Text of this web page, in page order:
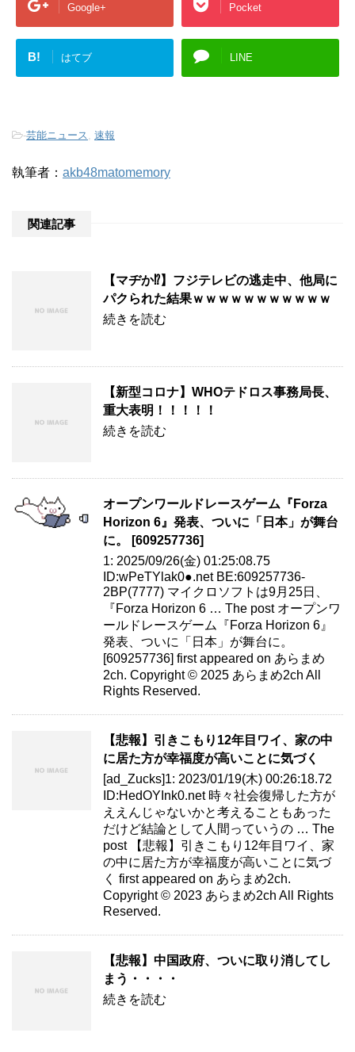
Google+ Pocket
B! はてブ LINE
-芸能ニュース 速報
執筆者： akb48matomemory
関連記事
【マヂか⁉】フジテレビの逃走中、他局に
パクられた結果ｗｗｗｗｗｗｗｗｗｗｗ
続きを読む
【新型コロナ】WHOテドロス事務局長、
重大表明！！！！！
続きを読む
オープンワールドレースゲーム『Forza
Horizon 6』発表、ついに「日本」が舞台
に。 [609257736]
1: 2025/09/26(金) 01:25:08.75
ID:wPeTYlak0●.net BE:609257736-
2BP(7777) マイクロソフトは9月25日、
『Forza Horizon 6 … The post オープンワ
ールドレースゲーム『Forza Horizon 6』
発表、ついに「日本」が舞台に。
[609257736] first appeared on あらまめ
2ch. Copyright © 2025 あらまめ2ch All
Rights Reserved.
【悲報】引きこもり12年目ワイ、家の中
に居た方が幸福度が高いことに気づく
[ad_Zucks]1: 2023/01/19(木) 00:26:18.72
ID:HedOYInk0.net 時々社会復帰した方が
ええんじゃないかと考えることもあった
だけど結論として人間っていうの … The
post 【悲報】引きこもり12年目ワイ、家
の中に居た方が幸福度が高いことに気づ
く first appeared on あらまめ2ch.
Copyright © 2023 あらまめ2ch All Rights
Reserved.
【悲報】中国政府、ついに取り消してし
まう・・・・
続きを読む